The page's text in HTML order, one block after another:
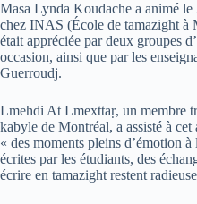
Masa Lynda Koudache a animé
chez INAS (École de tamazight à
était appréciée par deux groupes
occasion, ainsi que par les
Guerroudj.
Lmehdi At Lmexttaṛ, un membre
kabyle de Montréal, a assisté à
« des moments pleins d’émotion
écrites par les étudiants, des
écrire en tamazight restent